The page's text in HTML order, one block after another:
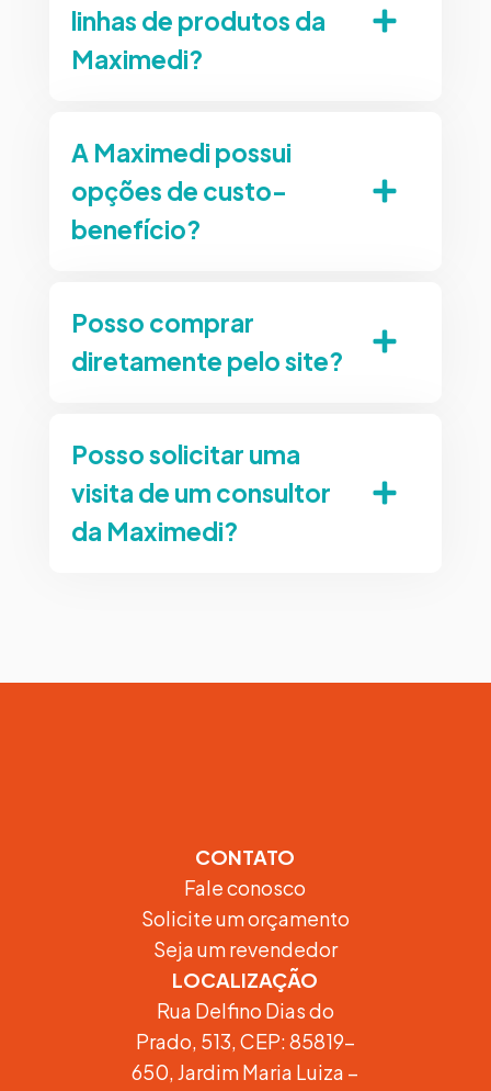
linhas de produtos da
Maximedi?
A Maximedi possui
opções de custo-
benefício?
Posso comprar
diretamente pelo site?
Posso solicitar uma
visita de um consultor
da Maximedi?
CONTATO
Fale conosco
Solicite um orçamento
Seja um revendedor
LOCALIZAÇÃO
Rua Delfino Dias do
Prado, 513, CEP: 85819-
650, Jardim Maria Luiza –